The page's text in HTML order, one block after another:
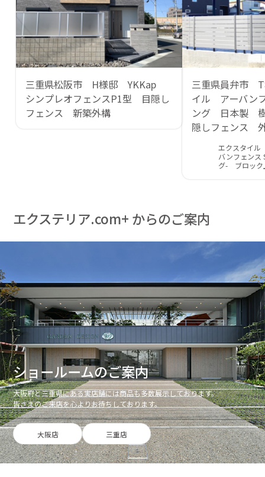
三重県松阪市 H様邸 YKKap
シンプレオフェンスP1型 目隠し
フェンス 新築外構
三重県員弁市
イル アーバン
ング 日本製
隠しフェンス
エクスタイ
バンフェンス
グ- ブロック
エクステリア.com+ からのご案内
ショールームのご案内
大阪府と三重県にある実店舗には商品も多数展示しております。
皆さまのご来店を心よりお待ちしております。
大阪店 三重店